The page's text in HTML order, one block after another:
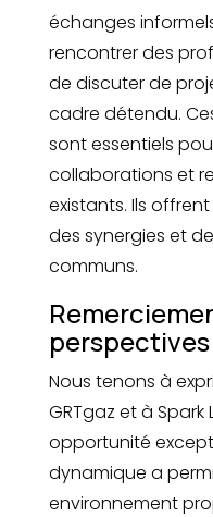
échanges
rencontrer des
de discuter de
cadre détendu.
sont essentiels
collaborations et
existants. Ils
des synergies et
communs.
perspectives
Nous tenons à
GRTgaz et à
opportunité
dynamique a
environnement